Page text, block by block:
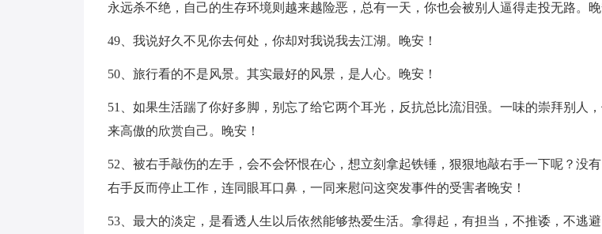
永远杀不绝，自己的生存环境则越来越险恶，总有一天，你也会被别人逼得走投无路。晚
49、我说好久不见你去何处，你却对我说我去江湖。晚安！
50、旅行看的不是风景。其实最好的风景，是人心。晚安！
51、如果生活踹了你好多脚，别忘了给它两个耳光，反抗总比流泪强。一味的崇拜别人
来高傲的欣赏自己。晚安！
52、被右手敲伤的左手，会不会怀恨在心，想立刻拿起铁锤，狠狠地敲右手一下呢？没有
右手反而停止工作，连同眼耳口鼻，一同来慰问这突发事件的受害者晚安！
53、最大的淡定，是看透人生以后依然能够热爱生活。拿得起，有担当，不推诿，不逃